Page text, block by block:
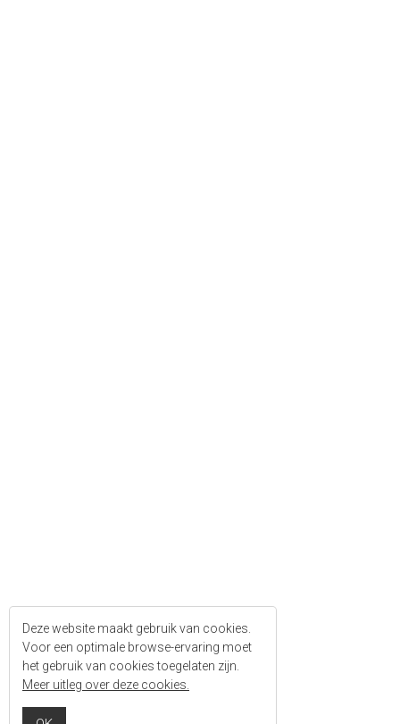
Deze website maakt gebruik van cookies.
Voor een optimale browse-ervaring moet
het gebruik van cookies toegelaten zijn.
Meer uitleg over deze cookies.